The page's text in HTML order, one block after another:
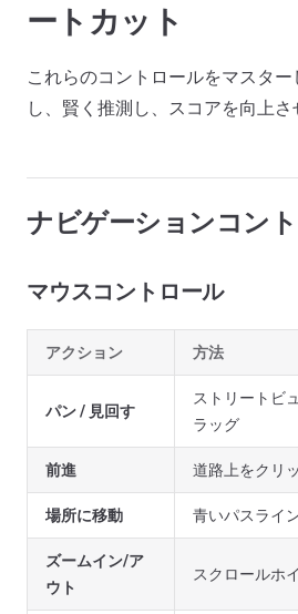
ートカット
これらのコントロールをマスタ
し、賢く推測し、スコアを向上さ
ナビゲーションコン
マウスコントロール
アクション 方法
パン / 見回す
ストリートビ
ラッグ
前進 道路上をクリ
場所に移動 青いパスライ
ズームイン/ア
ウト
スクロールホ